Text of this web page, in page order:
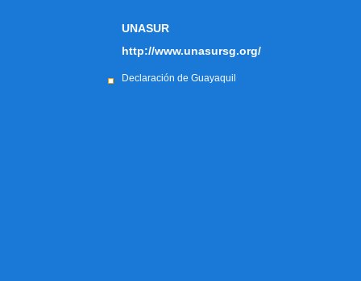
UNASUR
http://www.unasursg.org/
Declaración de Guayaquil